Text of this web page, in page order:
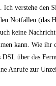
Ich verstehe den
Notfällen (das
keine
kann. Wie ihr
über das
Anrufe zur